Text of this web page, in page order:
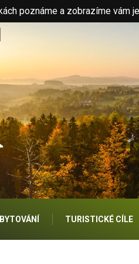
poznáme a zobrazíme vám
TURISTICKÉ CÍLE